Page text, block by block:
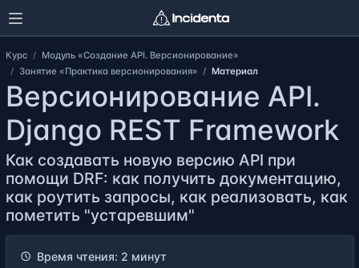
Курс
Модуль «Создание API. Версионирование»
Занятие «Практика версионирования»
Материал
Версионирование API.
Django REST Framework
Как создавать новую версию API при
помощи DRF: как получить документацию,
как роутить запросы, как реализовать, как
пометить "устаревшим"
Время чтения: 2 минут